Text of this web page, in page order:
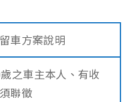
車方案說明
之車主本人、有收
聯徵